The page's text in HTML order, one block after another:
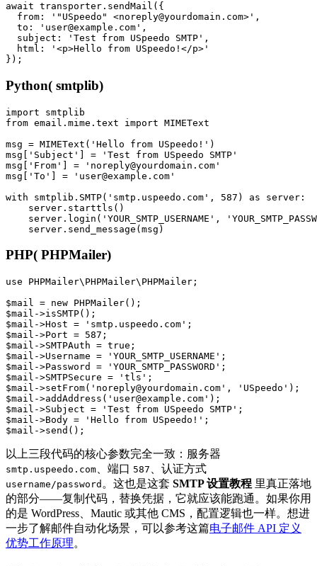
await transporter.sendMail({
  from: '"USpeedo" <noreply@yourdomain.com>',
  to: 'user@example.com',
  subject: 'Test from USpeedo SMTP',
  html: '<p>Hello from USpeedo!</p>'
Python( smtplib)
import smtplib
from email.mime.text import MIMEText
msg = MIMEText('Hello from USpeedo!')
msg['Subject'] = 'Test from USpeedo SMTP'
msg['From'] = 'noreply@yourdomain.com'
msg['To'] = 'user@example.com'
with smtplib.SMTP('smtp.uspeedo.com', 587) as server:
    server.starttls()
server.login('YOUR_SMTP_USERNAME',
PHP( PHPMailer)
use PHPMailer\PHPMailer\PHPMailer;
$mail = new PHPMailer();
$mail->isSMTP();
$mail->Host = 'smtp.uspeedo.com';
$mail->Port = 587;
$mail->SMTPAuth = true;
$mail->Username = 'YOUR_SMTP_USERNAME';
$mail->Password = 'YOUR_SMTP_PASSWORD';
$mail->SMTPSecure = 'tls';
$mail->setFrom('noreply@yourdomain.com', 'USpeedo');
$mail->addAddress('user@example.com');
$mail->Subject = 'Test from USpeedo SMTP';
$mail->Body = 'Hello from USpeedo!';
以上三段代码的核心参数完全一致：服务器
smtp.uspeedo.com 、端口 587 、认证方式
username/password 。这也是这套 SMTP 设置教程 里真正落地
的部分——复制代码，替换凭据，它就应该能跑通。如果你用
的是 WordPress、Mautic 或其他 CMS，配置逻辑也一样。想进
一步了解邮件自动化场景，可以参考这篇电子邮件 API 定义
优势工作原理。